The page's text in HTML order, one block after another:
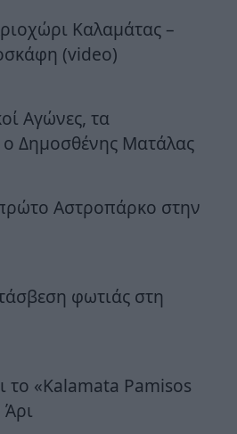
Καλαμάτας –
(video)
Αγώνες, τα
Δημοσθένης Ματάλας
Αστροπάρκο στην
φωτιάς στη
το «Kalamata Pamisos